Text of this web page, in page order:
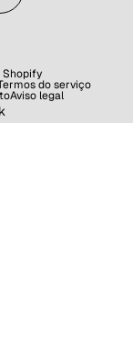
do serviço
Aviso legal